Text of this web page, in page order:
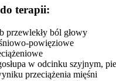
terapii:
przewlekły ból głowy
powięziowe
w odcinku szyjnym,
przeciążenia mięśni